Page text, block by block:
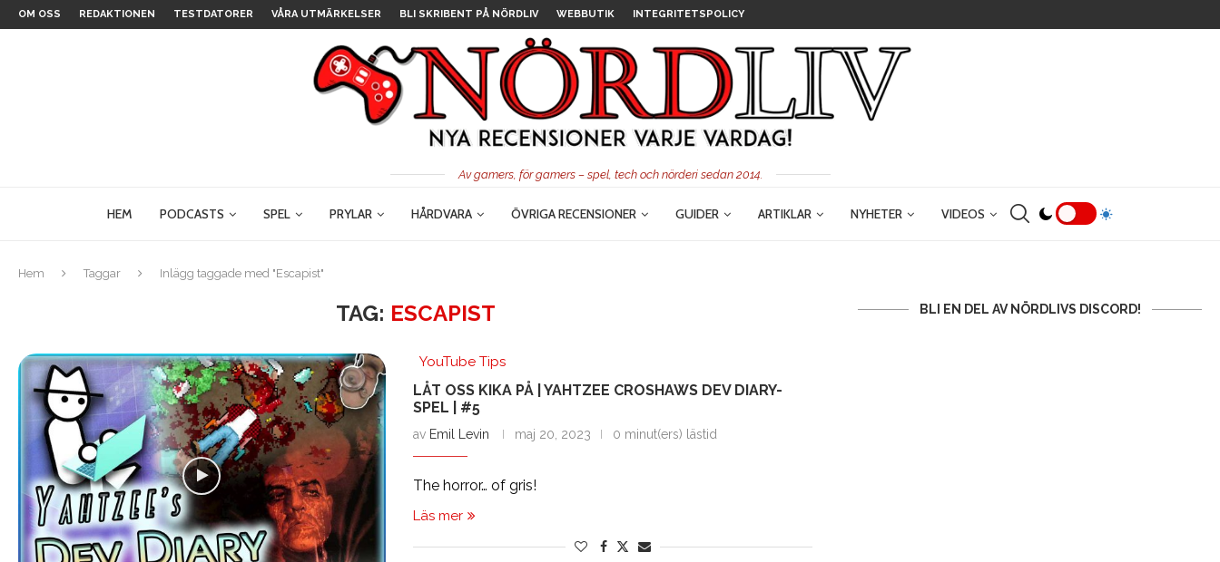
OM OSS REDAKTIONEN TESTDATORER VÅRA UTMÄRKELSER BLI SKRIBENT PÅ NÖRDLIV WEBBUTIK INTEGRITETSPOLICY
Av gamers, för gamers – spel, tech och nörderi sedan 2014.
HEM PODCASTS SPEL PRYLAR HÅRDVARA ÖVRIGA RECENSIONER GUIDER ARTIKLAR NYHETER VIDEOS
Hem Taggar Inlägg taggade med "Escapist"
TAG: ESCAPIST
YouTube Tips
LÅT OSS KIKA PÅ | YAHTZEE CROSHAWS DEV DIARY-
SPEL | #5
av Emil Levin maj 20, 2023 0 minut(ers) lästid
The horror… of gris!
Läs mer
BLI EN DEL AV NÖRDLIVS DISCORD!